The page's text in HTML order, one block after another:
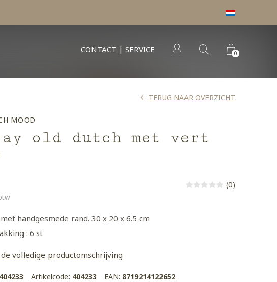
CONTACT | SERVICE 0
MOOD
old dutch met vert
TERUG NAAR OVERZICHT
(0)
handgesmede rand. 30 x 20 x 6.5 cm
: 6 st
de volledige productomschrijving
404233 Artikelcode: 404233 EAN: 8719214122652